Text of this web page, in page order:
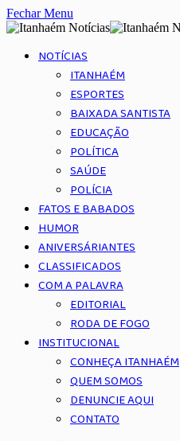
Fechar Menu
NOTÍCIAS
ITANHAÉM
ESPORTES
BAIXADA SANTISTA
EDUCAÇÃO
POLÍTICA
SAÚDE
POLÍCIA
FATOS E BABADOS
HUMOR
ANIVERSÁRIANTES
CLASSIFICADOS
COM A PALAVRA
EDITORIAL
RODA DE FOGO
INSTITUCIONAL
CONHEÇA ITANHAÉM
QUEM SOMOS
DENUNCIE AQUI
CONTATO